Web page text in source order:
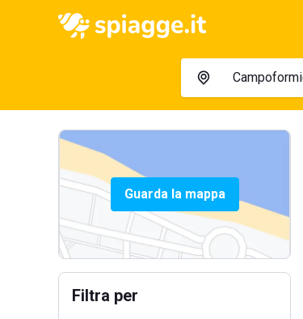
Guarda la mappa
Filtra per